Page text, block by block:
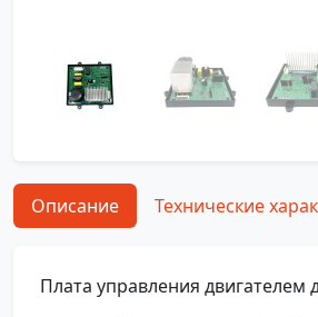
Описание Технические
Плата управления